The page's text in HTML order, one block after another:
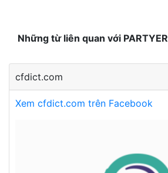
Những từ liên quan với PARTYER
cfdict.com
Xem cfdict.com trên Facebook